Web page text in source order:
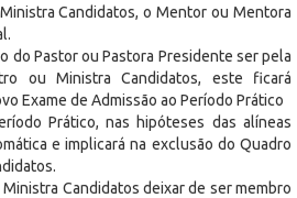
Candidatos, o Mentor ou Mentora
do Pastor ou Pastora Presidente ser pela
ou Ministra Candidatos, este ficará
Exame de Admissão ao Período Prático
Prático, nas hipóteses das alíneas
e implicará na exclusão do Quadro
Candidatos deixar de ser membro